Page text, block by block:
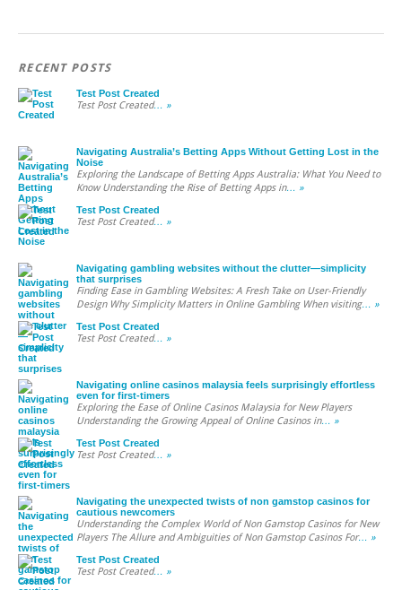
RECENT POSTS
Test Post Created
Test Post Created… »
Navigating Australia’s Betting Apps Without Getting Lost in the
Noise
Exploring the Landscape of Betting Apps Australia: What You Need to
Know Understanding the Rise of Betting Apps in… »
Test Post Created
Test Post Created… »
Navigating gambling websites without the clutter—simplicity
that surprises
Finding Ease in Gambling Websites: A Fresh Take on User-Friendly
Design Why Simplicity Matters in Online Gambling When visiting… »
Test Post Created
Test Post Created… »
Navigating online casinos malaysia feels surprisingly effortless
even for first-timers
Exploring the Ease of Online Casinos Malaysia for New Players
Understanding the Growing Appeal of Online Casinos in… »
Test Post Created
Test Post Created… »
Navigating the unexpected twists of non gamstop casinos for
cautious newcomers
Understanding the Complex World of Non Gamstop Casinos for New
Players The Allure and Ambiguities of Non Gamstop Casinos For… »
Test Post Created
Test Post Created… »